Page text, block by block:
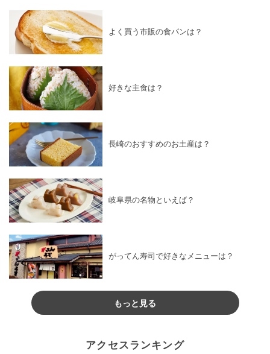
よく買う市販の食パンは？
好きな主食は？
長崎のおすすめのお土産は？
岐阜県の名物といえば？
がってん寿司で好きなメニューは？
もっと見る
アクセスランキング